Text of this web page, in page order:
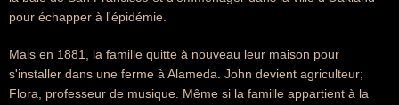
pour échapper à l'épidémie.
Mais en 1881, la famille quitte à nouveau leur maison pour
s'installer dans une ferme à Alameda. John devient agriculteur;
Flora, professeur de musique. Même si la famille appartient à la